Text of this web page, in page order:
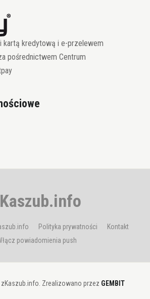
kartą kredytową i e-przelewem
pośrednictwem Centrum
Polityka prywatności
Kontakt
powiadomienia push
Zrealizowano przez GEMBIT